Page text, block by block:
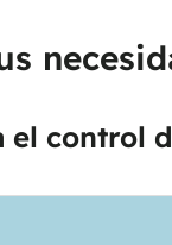
el